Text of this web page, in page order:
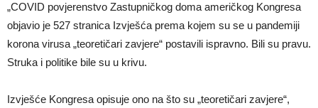
„COVID povjerenstvo Zastupničkog doma američkog Kongresa
objavio je 527 stranica Izvješća prema kojem su se u pandemiji
korona virusa „teoretičari zavjere“ postavili ispravno. Bili su pravu.
Struka i politike bile su u krivu.
Izvješće Kongresa opisuje ono na što su „teoretičari zavjere“,